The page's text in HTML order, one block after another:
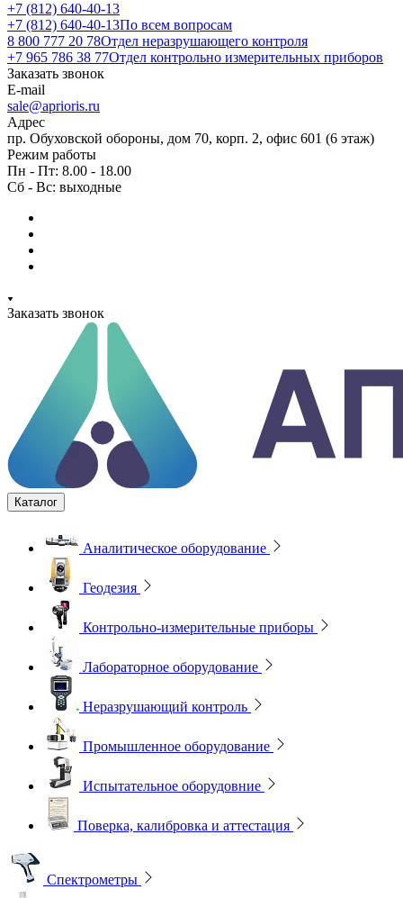
+7 (812) 640-40-13
+7 (812) 640-40-13По всем вопросам
8 800 777 20 78Отдел неразрушающего контроля
+7 965 786 38 77Отдел контрольно измерительных приборов
Заказать звонок
E-mail
sale@aprioris.ru
Адрес
пр. Обуховской обороны, дом 70, корп. 2, офис 601 (6 этаж)
Режим работы
Пн - Пт: 8.00 - 18.00
Сб - Вс: выходные
Заказать звонок
Каталог
Аналитическое оборудование
Геодезия
Контрольно-измерительные приборы
Лабораторное оборудование
Неразрушающий контроль
Промышленное оборудование
Испытательное оборудовние
Поверка, калибровка и аттестация
Спектрометры